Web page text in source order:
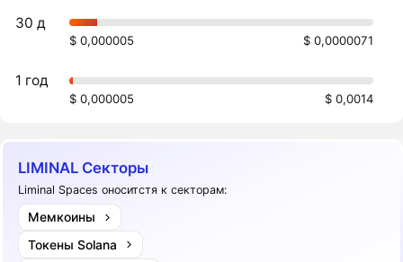
30 д
$ 0,000005 $ 0,0000071
1 год
$ 0,000005 $ 0,0014
LIMINAL Секторы
Liminal Spaces оноситстя к секторам:
Мемкоины
Токены Solana